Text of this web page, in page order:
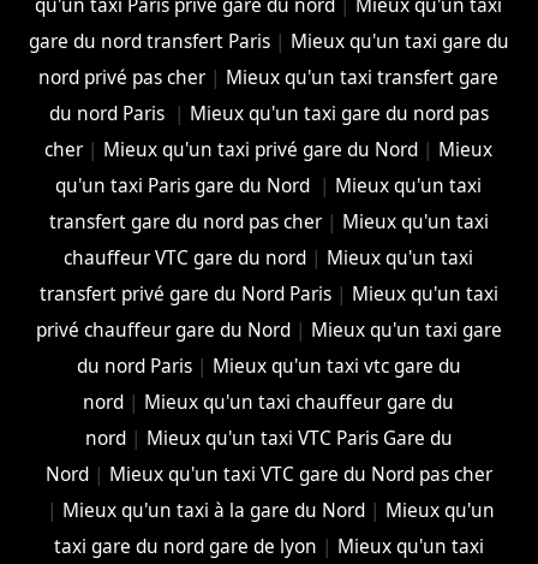
qu'un taxi Paris privé gare du nord | Mieux qu'un taxi
gare du nord transfert Paris| Mieux qu'un taxi gare du
nord privé pas cher | Mieux qu'un taxi transfert gare
du nord Paris | Mieux qu'un taxi gare du nord pas
cher | Mieux qu'un taxi privé gare du Nord | Mieux
qu'un taxi Paris gare du Nord | Mieux qu'un taxi
transfert gare du nord pas cher| Mieux qu'un taxi
chauffeur VTC gare du nord | Mieux qu'un taxi
transfert privé gare du Nord Paris| Mieux qu'un taxi
privé chauffeur gare du Nord| Mieux qu'un taxi gare
du nord Paris| Mieux qu'un taxi vtc gare du
nord | Mieux qu'un taxi chauffeur gare du
nord| Mieux qu'un taxi VTC Paris Gare du
Nord| Mieux qu'un taxi VTC gare du Nord pas cher
| Mieux qu'un taxi à la gare du Nord | Mieux qu'un
taxi gare du nord gare de lyon | Mieux qu'un taxi